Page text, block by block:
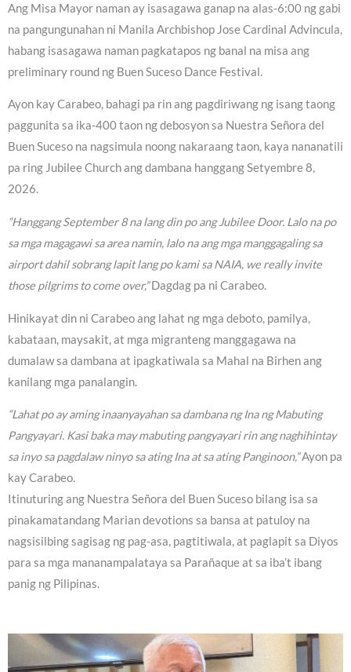
Ang Misa Mayor naman ay isasagawa ganap na alas-6:00 ng gabi
na pangungunahan ni Manila Archbishop Jose Cardinal Advincula,
habang isasagawa naman pagkatapos ng banal na misa ang
preliminary round ng Buen Suceso Dance Festival.
Ayon kay Carabeo, bahagi pa rin ang pagdiriwang ng isang taong
paggunita sa ika-400 taon ng debosyon sa Nuestra Señora del
Buen Suceso na nagsimula noong nakaraang taon, kaya nananatili
pa ring Jubilee Church ang dambana hanggang Setyembre 8,
2026.
“Hanggang September 8 na lang din po ang Jubilee Door. Lalo na po
sa mga magagawi sa area namin, lalo na ang mga manggagaling sa
airport dahil sobrang lapit lang po kami sa NAIA, we really invite
those pilgrims to come over,”Dagdag pa ni Carabeo.
Hinikayat din ni Carabeo ang lahat ng mga deboto, pamilya,
kabataan, maysakit, at mga migranteng manggagawa na
dumalaw sa dambana at ipagkatiwala sa Mahal na Birhen ang
kanilang mga panalangin.
“Lahat po ay aming inaanyayahan sa dambana ng Ina ng Mabuting
Pangyayari. Kasi baka may mabuting pangyayari rin ang naghihintay
sa inyo sa pagdalaw ninyo sa ating Ina at sa ating Panginoon,”Ayon pa
kay Carabeo.
Itinuturing ang Nuestra Señora del Buen Suceso bilang isa sa
pinakamatandang Marian devotions sa bansa at patuloy na
nagsisilbing sagisag ng pag-asa, pagtitiwala, at paglapit sa Diyos
para sa mga mananampalataya sa Parañaque at sa iba’t ibang
panig ng Pilipinas.